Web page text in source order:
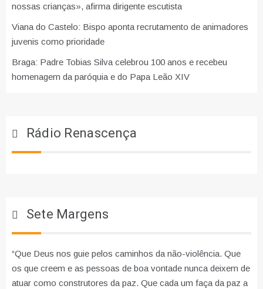
nossas crianças», afirma dirigente escutista
Viana do Castelo: Bispo aponta recrutamento de animadores
juvenis como prioridade
Braga: Padre Tobias Silva celebrou 100 anos e recebeu
homenagem da paróquia e do Papa Leão XIV
Rádio Renascença
Sete Margens
“Que Deus nos guie pelos caminhos da não-violência. Que
os que creem e as pessoas de boa vontade nunca deixem de
atuar como construtores da paz. Que cada um faça da paz a